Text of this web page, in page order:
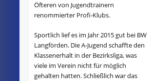
Öfteren von Jugendtrainern
renommierter Profi-Klubs.
Sportlich lief es im Jahr 2015 gut bei BW
Langförden. Die A-Jugend schaffte den
Klassenerhalt in der Bezirksliga, was
viele im Verein nicht für möglich
gehalten hatten. Schließlich war das